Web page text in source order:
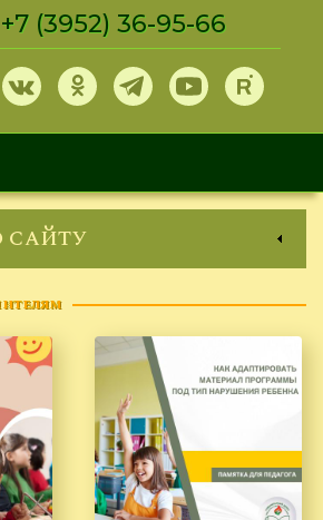
+7 (3952) 36-95-66